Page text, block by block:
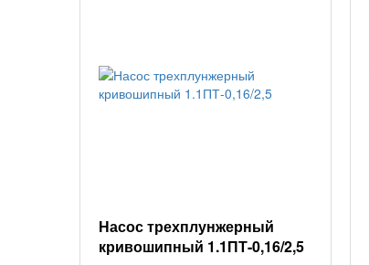
Насос трехплунжерный
кривошипный 1.1ПТ-0,16/2,5